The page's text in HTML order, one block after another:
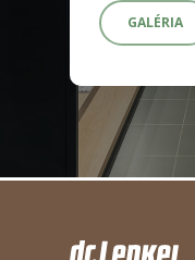
GALÉRIA